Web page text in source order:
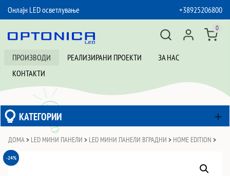
Онлајн LED осветлување
+38925206800
ПРОИЗВОДИ РЕАЛИЗИРАНИ ПРОЕКТИ
ЗА НАС
КОНТАКТИ
0
КАТЕГОРИИ
ДОМА > LED МИНИ ПАНЕЛИ > LED МИНИ ПАНЕЛИ ВГРАДНИ > HOME EDITION >
-24%